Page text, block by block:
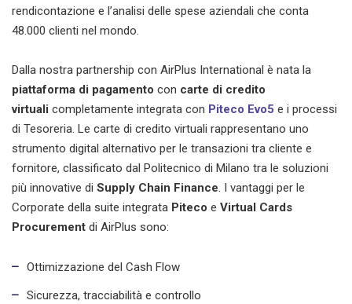
rendicontazione e l’analisi delle spese aziendali che conta
48.000 clienti nel mondo.
Dalla nostra partnership con AirPlus International è nata la
piattaforma di pagamento con carte di credito
virtuali completamente integrata con Piteco Evo5 e i processi
di Tesoreria. Le carte di credito virtuali rappresentano uno
strumento digital alternativo per le transazioni tra cliente e
fornitore, classificato dal Politecnico di Milano tra le soluzioni
più innovative di Supply Chain Finance. I vantaggi per le
Corporate della suite integrata Piteco e Virtual Cards
Procurement di AirPlus sono:
Ottimizzazione del Cash Flow
Sicurezza, tracciabilità e controllo